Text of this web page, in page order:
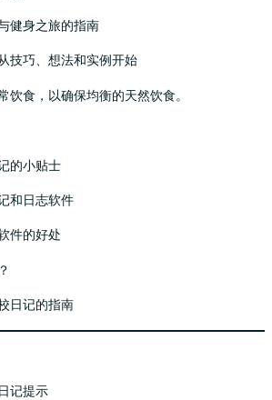
健身之旅的指南
技巧、想法和实例开始
饮食，以确保均衡的天然饮食。
的小贴士
和日志软件
件的好处
日记的指南
记提示